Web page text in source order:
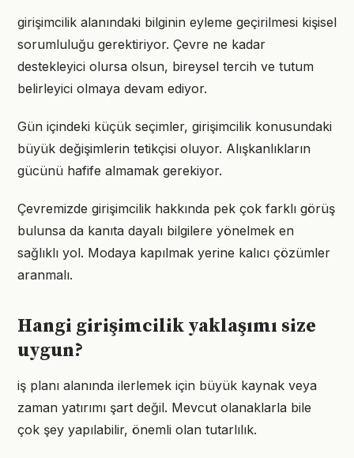
girişimcilik alanındaki bilginin eyleme geçirilmesi kişisel
sorumluluğu gerektiriyor. Çevre ne kadar
destekleyici olursa olsun, bireysel tercih ve tutum
belirleyici olmaya devam ediyor.
Gün içindeki küçük seçimler, girişimcilik konusundaki
büyük değişimlerin tetikçisi oluyor. Alışkanlıkların
gücünü hafife almamak gerekiyor.
Çevremizde girişimcilik hakkında pek çok farklı görüş
bulunsa da kanıta dayalı bilgilere yönelmek en
sağlıklı yol. Modaya kapılmak yerine kalıcı çözümler
aranmalı.
Hangi girişimcilik yaklaşımı size
uygun?
iş planı alanında ilerlemek için büyük kaynak veya
zaman yatırımı şart değil. Mevcut olanaklarla bile
çok şey yapılabilir, önemli olan tutarlılık.